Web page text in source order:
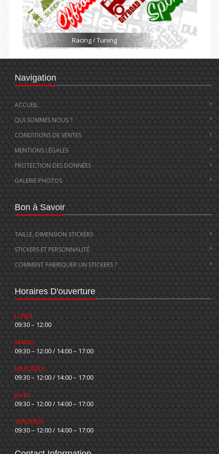
Racing / Tuning
Navigation
ACCUEIL
QUI SOMMES NOUS ?
CONDITIONS DE VENTES
MENTIONS LÉGALES
PROTECTION DES DONNÉES
GALERIE PHOTOS
Bon à Savoir
TAILLE, DIMENSION STICKERS
STICKERS ET PERSONNALITÉ
COMMENT FABRIQUER UN STICKERS ?
Horaires D'ouverture
LUNDI
09:30 – 12:00
MARDI
09:30 – 12:00 / 14:00 – 17:00
MERCREDI
09:30 – 12:00 / 14:00 – 17:00
JEUDI
09:30 – 12:00 / 14:00 – 17:00
VENDREDI
09:30 – 12:00 / 14:00 – 17:00